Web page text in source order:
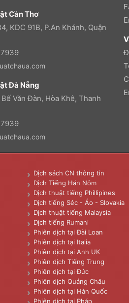
Cần Thơ
KDC 91B, P.An Khánh, Quận
Đà Nẵng
Văn Đàn, Hòa Khê, Thanh
Dịch sách CN thông tin
Dịch Tiếng Hán Nôm
Dịch thuật tiếng Phillipines
Dịch tiếng Séc - Áo - Slovakia
Dịch thuật tiếng Malaysia
Dịch tiếng Rumani
Phiên dịch tại Đài Loan
Phiên dịch tại Italia
Phiên dịch tại Anh UK
Phiên dịch Tiếng Trung
Phiên dịch tại Đức
Phiên dịch Quảng Châu
Phiên dịch tại Hàn Quốc
Phiên dịch tại Pháp